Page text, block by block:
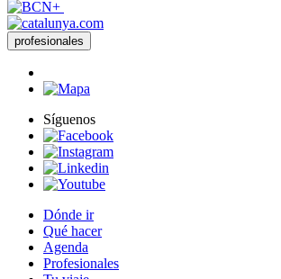
profesionales
Síguenos
Dónde ir
Qué hacer
Agenda
Profesionales